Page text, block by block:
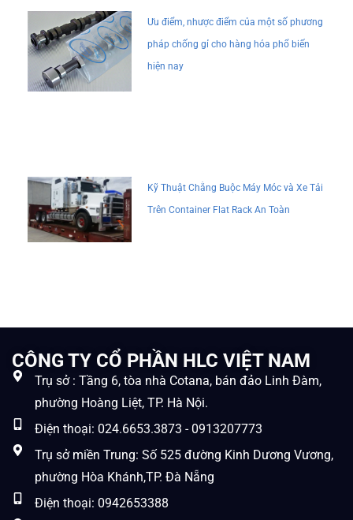
Ưu điểm, nhược điểm của một số phương
pháp chống gỉ cho hàng hóa phổ biến
hiện nay
Kỹ Thuật Chằng Buộc Máy Móc và Xe Tải
Trên Container Flat Rack An Toàn
CÔNG TY CỔ PHẦN HLC VIỆT NAM
Trụ sở : Tầng 6, tòa nhà Cotana, bán đảo Linh Đàm,
phường Hoàng Liệt, TP. Hà Nội.
Điện thoại: 024.6653.3873 - 0913207773
Trụ sở miền Trung: Số 525 đường Kinh Dương Vương,
phường Hòa Khánh,TP. Đà Nẵng
Điện thoại: 0942653388